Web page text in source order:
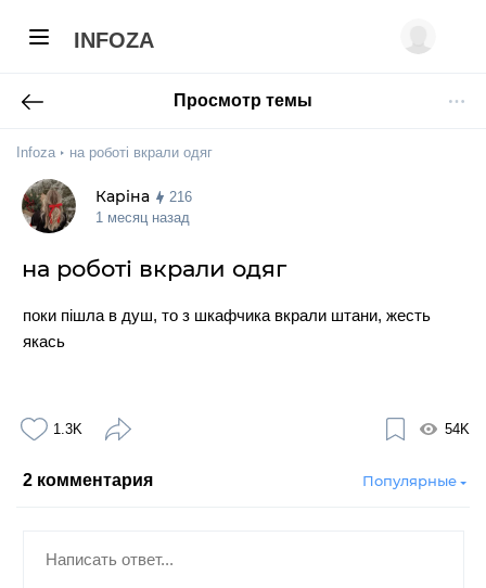
INFOZA
Просмотр темы
Infoza на роботі вкрали одяг
Каріна
216
1 месяц назад
на роботі вкрали одяг
поки пішла в душ, то з шкафчика вкрали штани, жесть
якась
1.3K 54K
2 комментария Популярные